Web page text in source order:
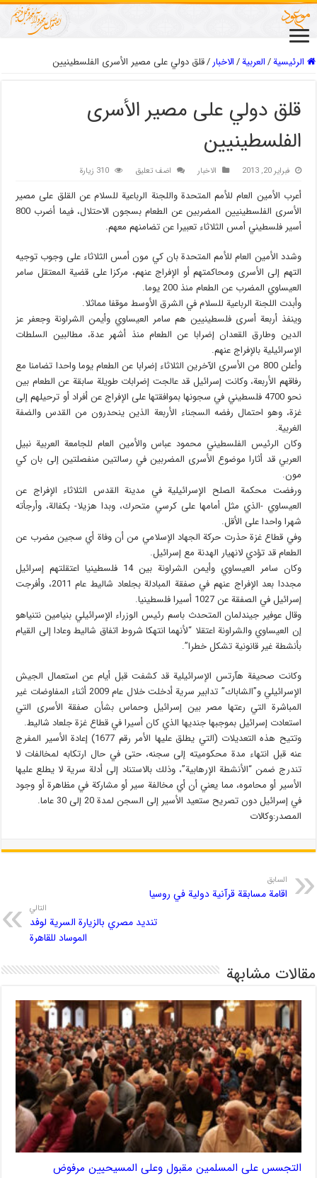
الرئيسية/العربیة/الاخبار/قلق دولي على مصير الأسرى الفلسطينيين
قلق دولي على مصير الأسرى
الفلسطينيين
فبراير 20, 2013 الاخبار اضف تعليق 310 زيارة
أعرب الأمين العام للأمم المتحدة واللجنة الرباعية للسلام عن القلق على مصير
الأسرى الفلسطينيين المضربين عن الطعام بسجون الاحتلال، فيما أضرب 800
أسير فلسطيني أمس الثلاثاء تعبيرا عن تضامنهم معهم.
وشدد الأمين العام للأمم المتحدة بان كي مون أمس الثلاثاء على وجوب توجيه
التهم إلى الأسرى ومحاكمتهم أو الإفراج عنهم، مركزا على قضية المعتقل سامر
العيساوي المضرب عن الطعام منذ 200 يوما.
وأبدت اللجنة الرباعية للسلام في الشرق الأوسط موقفا مماثلا.
وينفذ أربعة أسرى فلسطينيين هم سامر العيساوي وأيمن الشراونة وجعفر عز
الدين وطارق القعدان إضرابا عن الطعام منذ أشهر عدة، مطالبين السلطات
الإسرائيلية بالإفراج عنهم.
وأعلن 800 من الأسرى الآخرين الثلاثاء إضرابا عن الطعام يوما واحدا تضامنا مع
رفاقهم الأربعة، وكانت إسرائيل قد عالجت إضرابات طويلة سابقة عن الطعام بين
نحو 4700 فلسطيني في سجونها بموافقتها على الإفراج عن أفراد أو ترحيلهم إلى
غزة، وهو احتمال رفضه السجناء الأربعة الذين ينحدرون من القدس والضفة
الغربية.
وكان الرئيس الفلسطيني محمود عباس والأمين العام للجامعة العربية نبيل
العربي قد أثارا موضوع الأسرى المضربين في رسالتين منفصلتين إلى بان كي
مون.
ورفضت محكمة الصلح الإسرائيلية في مدينة القدس الثلاثاء الإفراج عن
العيساوي -الذي مثل أمامها على كرسي متحرك، وبدا هزيلا- بكفالة، وأرجأته
شهرا واحدا على الأقل.
وفي قطاع غزة حذرت حركة الجهاد الإسلامي من أن وفاة أي سجين مضرب عن
الطعام قد تؤدي لانهيار الهدنة مع إسرائيل.
وكان سامر العيساوي وأيمن الشراونة بين 14 فلسطينيا اعتقلتهم إسرائيل
مجددا بعد الإفراج عنهم في صفقة المبادلة بجلعاد شاليط عام 2011، وأفرجت
إسرائيل في الصفقة عن 1027 أسيرا فلسطينيا.
وقال عوفير جيندلمان المتحدث باسم رئيس الوزراء الإسرائيلي بنيامين نتنياهو
إن العيساوي والشراونة اعتقلا “لأنهما انتهكا شروط اتفاق شاليط وعادا إلى القيام
بأنشطة غير قانونية تشكل خطرا”.
وكانت صحيفة هآرتس الإسرائيلية قد كشفت قبل أيام عن استعمال الجيش
الإسرائيلي و”الشاباك” تدابير سرية أدخلت خلال عام 2009 أثناء المفاوضات غير
المباشرة التي رعتها مصر بين إسرائيل وحماس بشأن صفقة الأسرى التي
استعادت إسرائيل بموجبها جنديها الذي كان أسيرا في قطاع غزة جلعاد شاليط.
وتتيح هذه التعديلات (التي يطلق عليها الأمر رقم 1677) إعادة الأسير المفرج
عنه قبل انتهاء مدة محكوميته إلى سجنه، حتى في حال ارتكابه لمخالفات لا
تندرج ضمن “الأنشطة الإرهابية”، وذلك بالاستناد إلى أدلة سرية لا يطلع عليها
الأسير أو محاموه، مما يعني أن أي مخالفة سير أو مشاركة في مظاهرة أو وجود
في إسرائيل دون تصريح ستعيد الأسير إلى السجن لمدة 20 إلى 30 عاما.
المصدر:وكالات
السابق
اقامة مسابقة قرآنية دولية في روسيا
التالي
تنديد مصري بالزيارة السرية لوفد
الموساد للقاهرة
مقالات مشابهة
التجسس على المسلمين مقبول وعلى المسيحيين مرفوض